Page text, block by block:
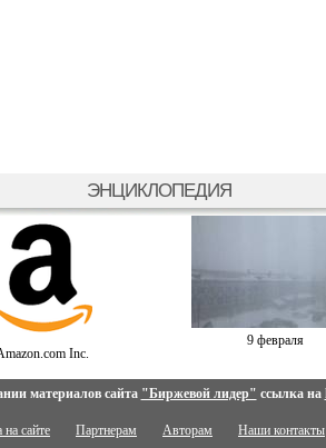
ЭНЦИКЛОПЕДИЯ
Inc.
9 февраля
материалов сайта "Биржевой лидер" ссылка на
сайте Партнерам Авторам Наши контакты